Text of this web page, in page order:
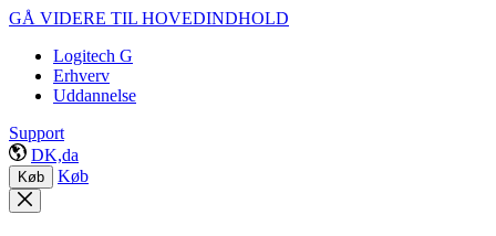
GÅ VIDERE TIL HOVEDINDHOLD
Logitech G
Erhverv
Uddannelse
Support
DK,da
Køb Køb